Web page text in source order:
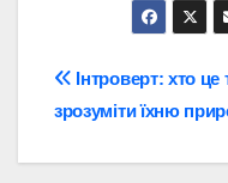
записів
Інтроверт: хто це
зрозуміти їхню